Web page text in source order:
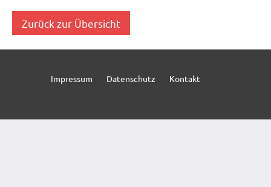
Zurück zur Übersicht
Impressum Datenschutz Kontakt